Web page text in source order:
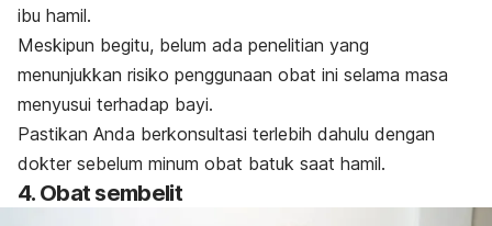
ibu hamil.
Meskipun begitu, belum ada penelitian yang
menunjukkan risiko penggunaan obat ini selama masa
menyusui terhadap bayi.
Pastikan Anda berkonsultasi terlebih dahulu dengan
dokter sebelum minum obat batuk saat hamil.
4. Obat sembelit